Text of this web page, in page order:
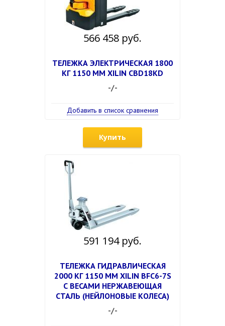
566 458 руб.
ТЕЛЕЖКА ЭЛЕКТРИЧЕСКАЯ 1800
КГ 1150 ММ XILIN CBD18KD
-/-
Добавить в список сравнения
Купить
591 194 руб.
ТЕЛЕЖКА ГИДРАВЛИЧЕСКАЯ
2000 КГ 1150 ММ XILIN BFC6-7S
С ВЕСАМИ НЕРЖАВЕЮЩАЯ
СТАЛЬ (НЕЙЛОНОВЫЕ КОЛЕСА)
-/-